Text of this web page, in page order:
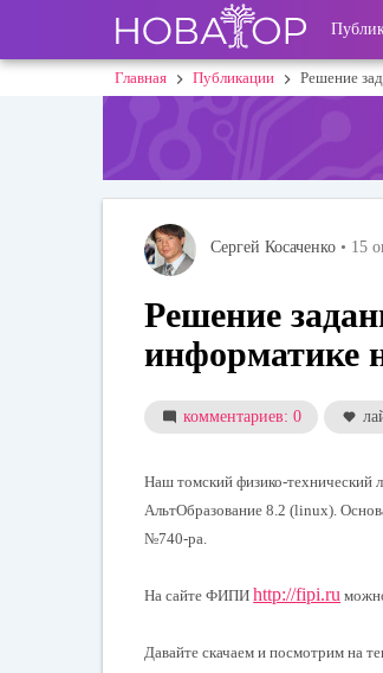
основному
User
account
Строка
Главная Публикации Решение
Сергей Косаченко • 15
Решение
информатике
комментариев: 0
Наш томский физико-технический
АльтОбразование 8.2 (linux).
№740-ра.
На сайте ФИПИ http://fipi.ru
Давайте скачаем и посмотрим на